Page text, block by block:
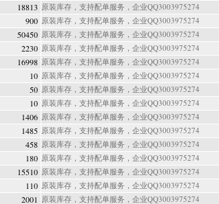
18813 原装库存，支持配单服务，企业QQ3003975274
900 原装库存，支持配单服务，企业QQ3003975274
50450 原装库存，支持配单服务，企业QQ3003975274
2230 原装库存，支持配单服务，企业QQ3003975274
16998 原装库存，支持配单服务，企业QQ3003975274
10 原装库存，支持配单服务，企业QQ3003975274
50 原装库存，支持配单服务，企业QQ3003975274
10 原装库存，支持配单服务，企业QQ3003975274
1406 原装库存，支持配单服务，企业QQ3003975274
1485 原装库存，支持配单服务，企业QQ3003975274
458 原装库存，支持配单服务，企业QQ3003975274
180 原装库存，支持配单服务，企业QQ3003975274
15510 原装库存，支持配单服务，企业QQ3003975274
110 原装库存，支持配单服务，企业QQ3003975274
2001 原装库存，支持配单服务，企业QQ3003975274